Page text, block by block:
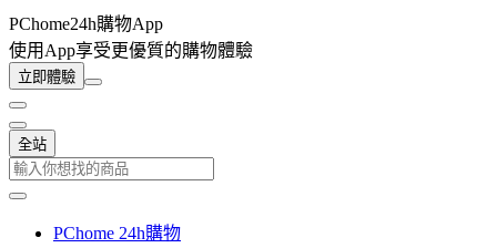
PChome24h購物App
使用App享受更優質的購物體驗
立即體驗
全站
PChome 24h購物